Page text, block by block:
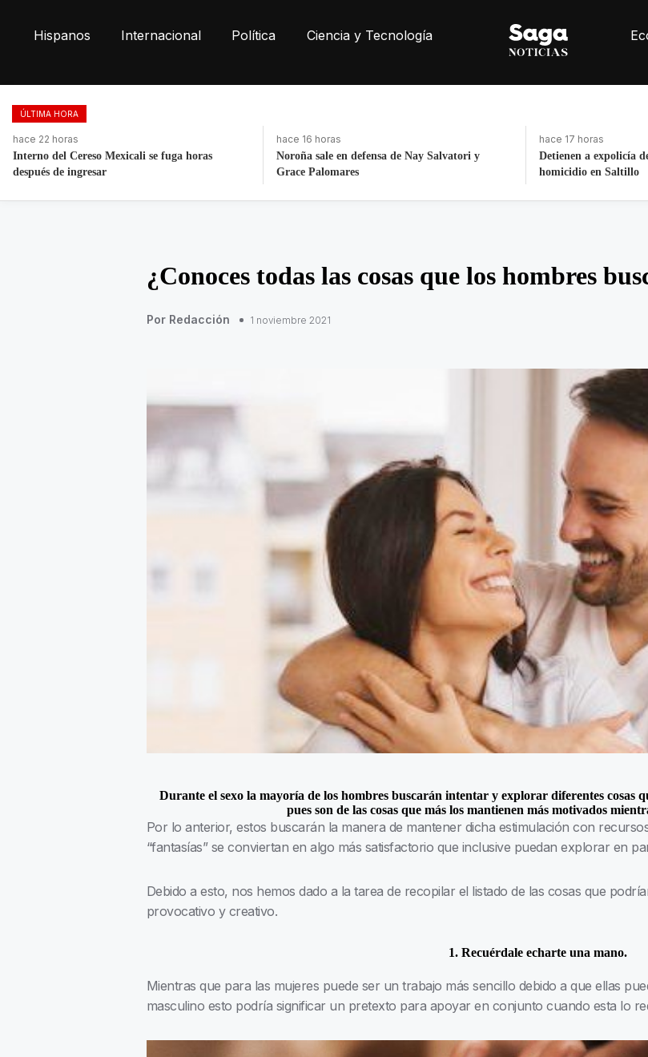
Hispanos Internacional Política Ciencia y Tecnología
ÚLTIMA HORA
hace 16 horas
Noroña sale en defensa de Nay Salvatori y
Grace Palomares
hace 17 horas
Detienen a expolicía de Texas tras triple
homicidio en Saltillo
hace 3 días, 19 horas
Fortalece la
toneladas de residuos
¿Conoces todas las cosas que los hombres
Por Redacción 1 noviembre 2021
Durante el sexo la mayoría de los hombres buscarán intentar y explorar diferentes cosas
pues son de las cosas que más los mantienen más motivados
Por lo anterior, estos buscarán la manera de mantener dicha estimulación con
“fantasías” se conviertan en algo más satisfactorio que inclusive puedan explorar en
Debido a esto, nos hemos dado a la tarea de recopilar el listado de las cosas que
provocativo y creativo.
1. Recuérdale echarte una mano.
Mientras que para las mujeres puede ser un trabajo más sencillo debido a que ellas
masculino esto podría significar un pretexto para apoyar en conjunto cuando esta lo